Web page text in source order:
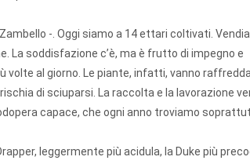
-. Oggi siamo a 14 ettari coltivati.
La soddisfazione c’è, ma è frutto di impegno e
volte al giorno. Le piante, infatti, vanno
di sciuparsi. La raccolta e la lavorazione
capace, che ogni anno troviamo
leggermente più acidula, la Duke più